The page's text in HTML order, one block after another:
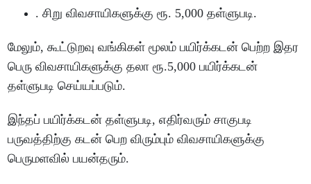
. சிறு விவசாயிகளுக்கு ரூ. 5,000 தள்ளுபடி.
மேலும், கூட்டுறவு வங்கிகள் மூலம் பயிர்க்கடன் பெற்ற இதர
பெரு விவசாயிகளுக்கு தலா ரூ.5,000 பயிர்க்கடன்
தள்ளுபடி செய்யப்படும்.
இந்தப் பயிர்க்கடன் தள்ளுபடி, எதிர்வரும் சாகுபடி
பருவத்திற்கு கடன் பெற விரும்பும் விவசாயிகளுக்கு
பெருமளவில் பயன்தரும்.